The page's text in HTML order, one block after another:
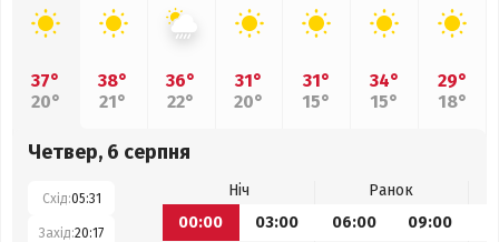
37°
20°
38°
21°
36°
22°
31°
20°
31°
15°
34°
15°
29°
18°
Четвер, 6 серпня
Схід:05:31
Захід:20:17
Ніч
Ранок
00:00
03:00 06:00 09:00